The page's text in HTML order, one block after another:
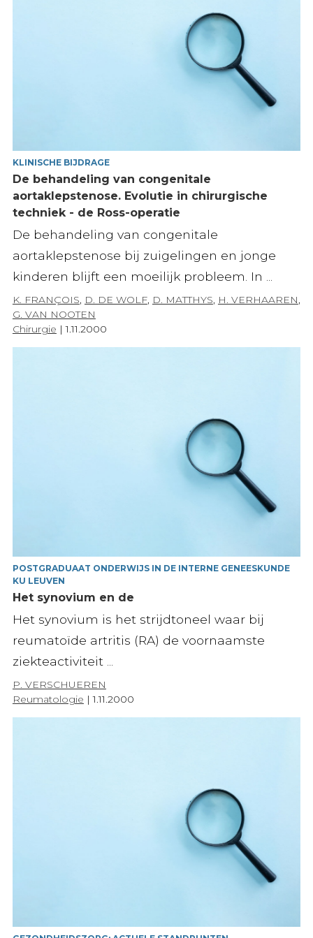
KLINISCHE BIJDRAGE
De behandeling van congenitale
aortaklepstenose. Evolutie in chirurgische
techniek - de Ross-operatie
De behandeling van congenitale
aortaklepstenose bij zuigelingen en jonge
kinderen blijft een moeilijk probleem. In ...
K. FRANÇOIS, D. DE WOLF, D. MATTHYS, H. VERHAAREN,
G. VAN NOOTEN
Chirurgie |1.11.2000
POSTGRADUAAT ONDERWIJS IN DE INTERNE GENEESKUNDE
KU LEUVEN
Het synovium en de
Het synovium is het strijdtoneel waar bij
reumatoïde artritis (RA) de voornaamste
ziekteactiviteit ...
P. VERSCHUEREN
Reumatologie |1.11.2000